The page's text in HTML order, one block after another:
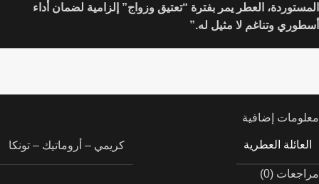
المستوردة، العطر يمر بفترة “تعتيق وزواج” إلزامية لضمان أداء
أسطوري وتناغم لا مثيل له.”
معلومات إضافية
العائلة العطرية كريمي – أروماتيك – تونكا
مراجعات (0)